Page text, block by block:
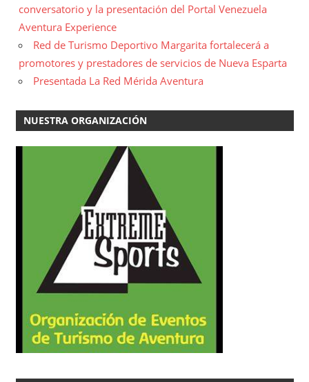
conversatorio y la presentación del Portal Venezuela
Aventura Experience
Red de Turismo Deportivo Margarita fortalecerá a
promotores y prestadores de servicios de Nueva Esparta
Presentada La Red Mérida Aventura
NUESTRA ORGANIZACIÓN